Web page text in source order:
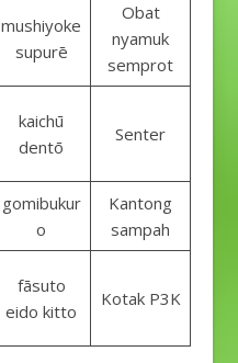
mushiyoke
supurē
Obat
nyamuk
semprot
kaichū
dentō
Senter
gomibukur
o
Kantong
sampah
fāsuto
eido kitto
Kotak P3K